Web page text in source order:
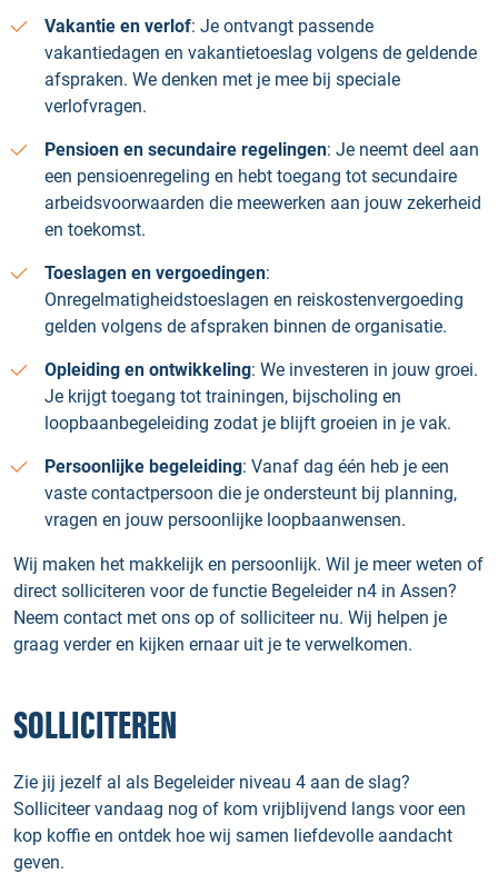
Vakantie en verlof: Je ontvangt passende
vakantiedagen en vakantietoeslag volgens de geldende
afspraken. We denken met je mee bij speciale
verlofvragen.
Pensioen en secundaire regelingen: Je neemt deel aan
een pensioenregeling en hebt toegang tot secundaire
arbeidsvoorwaarden die meewerken aan jouw zekerheid
en toekomst.
Toeslagen en vergoedingen:
Onregelmatigheidstoeslagen en reiskostenvergoeding
gelden volgens de afspraken binnen de organisatie.
Opleiding en ontwikkeling: We investeren in jouw groei.
Je krijgt toegang tot trainingen, bijscholing en
loopbaanbegeleiding zodat je blijft groeien in je vak.
Persoonlijke begeleiding: Vanaf dag één heb je een
vaste contactpersoon die je ondersteunt bij planning,
vragen en jouw persoonlijke loopbaanwensen.
Wij maken het makkelijk en persoonlijk. Wil je meer weten of
direct solliciteren voor de functie Begeleider n4 in Assen?
Neem contact met ons op of solliciteer nu. Wij helpen je
graag verder en kijken ernaar uit je te verwelkomen.
SOLLICITEREN
Zie jij jezelf al als Begeleider niveau 4 aan de slag?
Solliciteer vandaag nog of kom vrijblijvend langs voor een
kop koffie en ontdek hoe wij samen liefdevolle aandacht
geven.